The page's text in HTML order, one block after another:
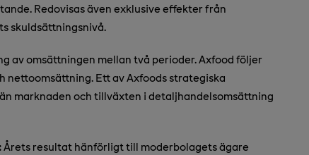
Redovisas även exklusive effekter från
skuldsättningsnivå.
av omsättningen mellan två perioder. Axfood följer
Ett av Axfoods strategiska
marknaden och tillväxten i detaljhandelsomsättning
Årets resultat hänförligt till moderbolagets ägare